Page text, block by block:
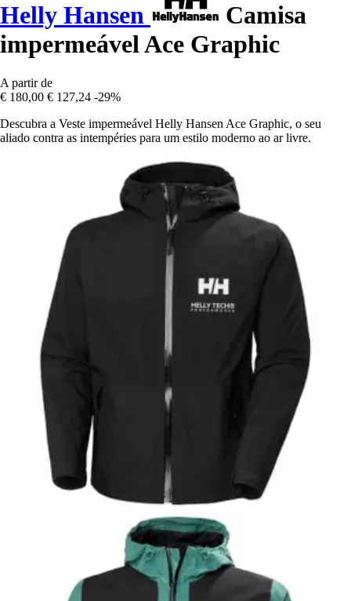
Helly Hansen
Camisa
impermeável Ace Graphic
A partir de
€ 180,00 € 127,24 -29%
Descubra a Veste impermeável Helly Hansen Ace Graphic, o seu
aliado contra as intempéries para um estilo moderno ao ar livre.